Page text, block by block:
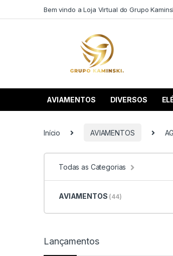
Bem vindo a Loja Virtual do Grupo
AVIAMENTOS DIVERSOS
Início AVIAMENTOS
Todas as Categorias
AVIAMENTOS (44)
Lançamentos